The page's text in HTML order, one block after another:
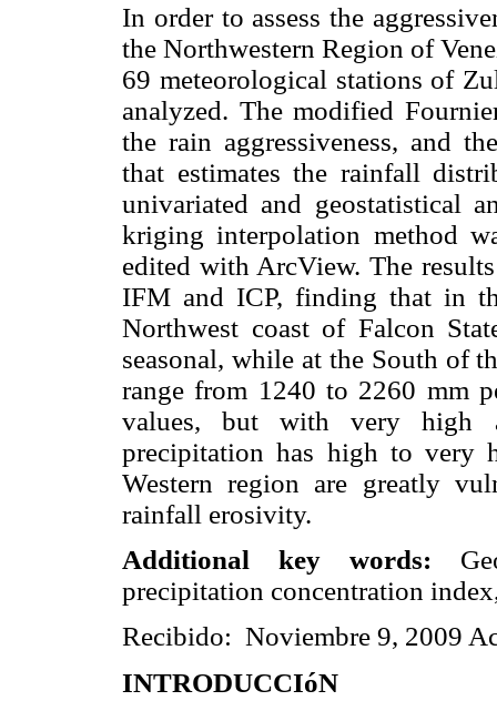
In order to assess the
the Northwestern Region of
69 meteorological stations of
analyzed. The modified
the rain aggressiveness, and
that estimates the rainfall
univariated and geostatistical
kriging interpolation method
edited with ArcView. The
IFM and ICP, finding that in
Northwest coast of Falcon
seasonal, while at the South of
range from 1240 to 2260 mm
values, but with very high
precipitation has high to very
Western region are greatly
rainfall erosivity.
Additional key words:
precipitation concentration
Recibido: Noviembre 9, 2009
INTRODUCCIóN